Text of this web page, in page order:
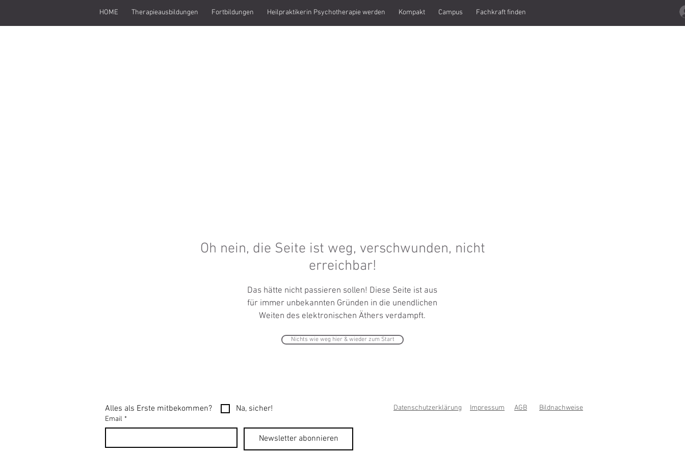
HOME Therapieausbildungen Fortbildungen Heilpraktikerin Psychotherapie werden Kompakt Campus Fachkraft finden
Oh nein, die Seite ist weg, verschwunden, nicht
erreichbar!
Das hätte nicht passieren sollen! Diese Seite ist aus
für immer unbekannten Gründen in die unendlichen
Weiten des elektronischen Äthers verdampft.
Nichts wie weg hier & wieder zum Start
Alles als Erste mitbekommen? Na, sicher!
Email *
Newsletter abonnieren
Datenschutzerklärung Impressum AGB Bildnachweise